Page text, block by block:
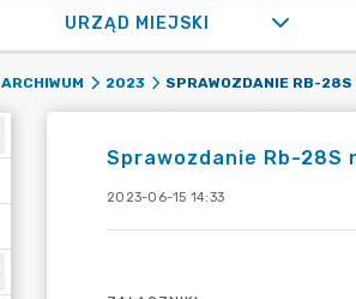
URZĄD MIEJSKI
ARCHIWUM 2023
Sprawozdanie Rb-28S
2023-06-15 14:33